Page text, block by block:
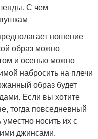
ношение
образ можно
и осенью можно
набросить на плечи
образ будет
Если вы хотите
тогда повседневный
носить их с
джинсами.